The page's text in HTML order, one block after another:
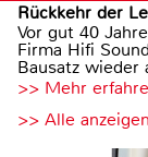
Rückkehr der
Vor gut 40
Firma Hifi
Bausatz wieder
>> Mehr
>> Alle anzeigen